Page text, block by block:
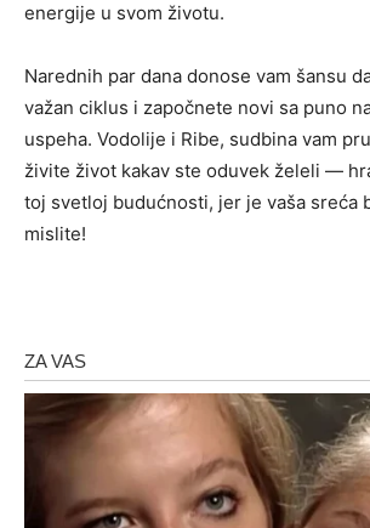
energije u svom životu.
Narednih par dana donose vam šansu
važan ciklus i započnete novi sa puno
uspeha. Vodolije i Ribe, sudbina vam
živite život kakav ste oduvek želeli —
toj svetloj budućnosti, jer je vaša sreća
mislite!